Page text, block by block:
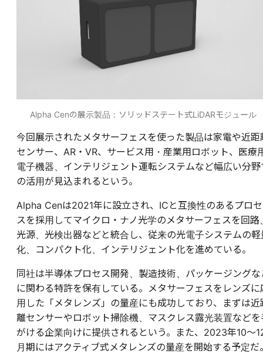
Alpha Cenの展示製品：ソリッドステート式LiDARモジュール
今回展示されたメタサーフェスを使った製品は家電や近距
センサー、AR・VR、サービス用・産業用ロボット、医療
電子機器、インテリジェント運転システムなど幅広い分野
の活用が見込まれるという。
Alpha Cenは2021年に設立され、ICと互換性のあるプロセ
スを採用してマイクロ・ナノ光学のメタサーフェスを回路
光源、光検出器などと統合し、従来の光電子システムの軽
化、コンパクト化、インテリジェント化を進めている。
同社は半導体プロセス開発、製造技術、パッケージングな
に関わる特許を保有している。メタサーフェスをレンズに
用した「メタレンズ」の量産にも成功しており、まずは近
離センサーやロボット掃除機、マスクレス露光装置などを
がける企業向けに提供されるという。また、2023年10～
月期にはアクティブ式メタレンズの量産を開始する予定だ